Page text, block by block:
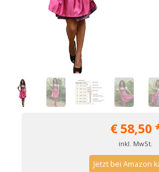
€58,50
inkl. MwSt.
Jetzt bei Amazon